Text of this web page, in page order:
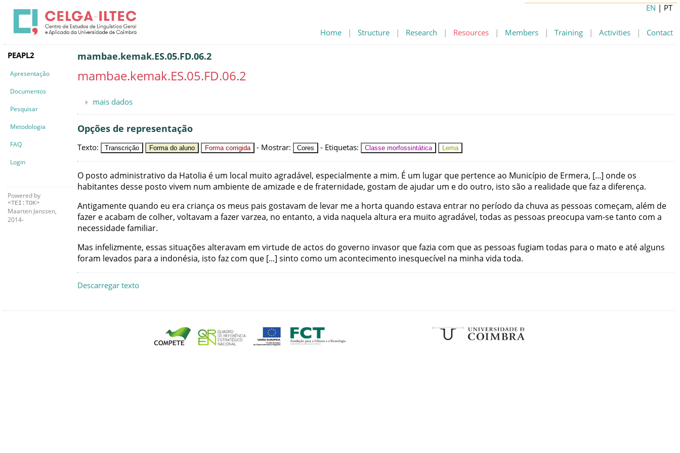
Home | Structure | Research | Resources | Members | Training | Activities | Contact
EN | PT
PEAPL2
Apresentação
Documentos
Pesquisar
Metodologia
FAQ
Login
Powered by
<TEI:TOK>
Maarten Janssen,
2014-
mambae.kemak.ES.05.FD.06.2
mambae.kemak.ES.05.FD.06.2
mais dados
Opções de representação
Texto: Transcrição Forma do aluno Forma corrigida - Mostrar: Cores - Etiquetas: Classe morfossintática Lema
O posto administrativo da Hatolia é um local muito agradável, especialmentea mim. É um lugar que pertenceao Município de Ermera, onde os
habitantes desse posto vivem num ambiente deamizade e defraternidade, gostam deajudar um e do outro, isto são a realidade quefaza diferença.
Antigamente quando eu era criança os meus pais gostavam de levar mea horta quando estava entrar no período da chuva as pessoas começam, além de
fazer eacabam de colher, voltavam a fazervarzea, no entanto, a vida naquela altura era muito agradável, todas as pessoas preocupa vam-setanto com a
necessidadefamiliar.
Mas infelizmente, essas situações alteravam em virtude deactos do governo invasor quefazia com queas pessoas fugiam todas para o mato eatéalguns
foram levados para a indonésia, isto faz com que sinto como um acontecimento inesquecível na minha vida toda.
Descarregar texto